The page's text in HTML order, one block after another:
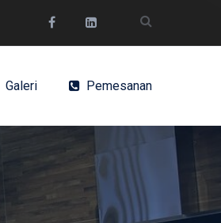
Galeri Pemesanan